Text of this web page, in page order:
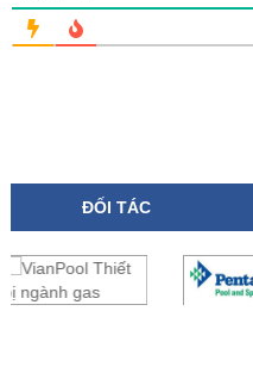
ĐỐI TÁC